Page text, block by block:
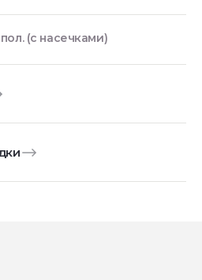
(с насечками)